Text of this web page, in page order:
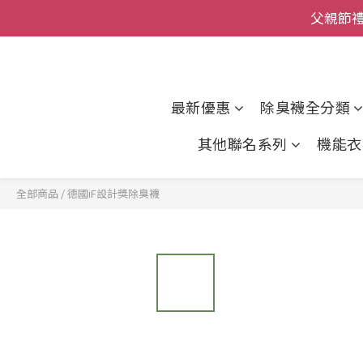
全
全
最新優惠
除臭襪全分類
其他聯名系列
機能
全部商品 /德國iF設計獎除臭襪